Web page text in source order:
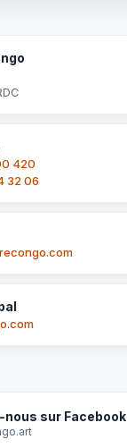
420
32 06
nous sur Facebook